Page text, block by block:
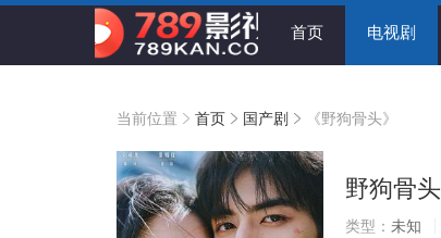
首页 电视剧
当前位置 首页 国产剧 《野狗骨头》
野狗骨头
类型： 未知